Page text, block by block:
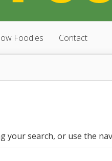
Foodies Contact
search, or use the